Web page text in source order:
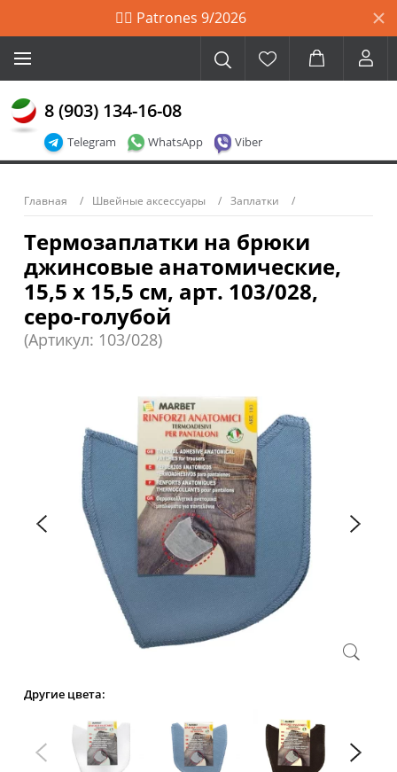
🙋‍♀️ Patrones 9/2026
Telegram WhatsApp Viber
8 (903) 134-16-08
Главная Швейные аксессуары Заплатки
Термозаплатки на брюки
джинсовые анатомические,
15,5 х 15,5 см, арт. 103/028,
серо-голубой
(Артикул: 103/028)
Другие цвета: